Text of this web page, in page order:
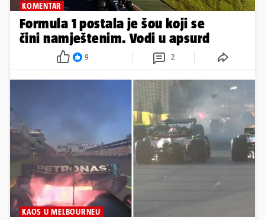
KOMENTAR
Formula 1 postala je šou koji se
čini namještenim. Vodi u apsurd
9 2
KAOS U MELBOURNEU